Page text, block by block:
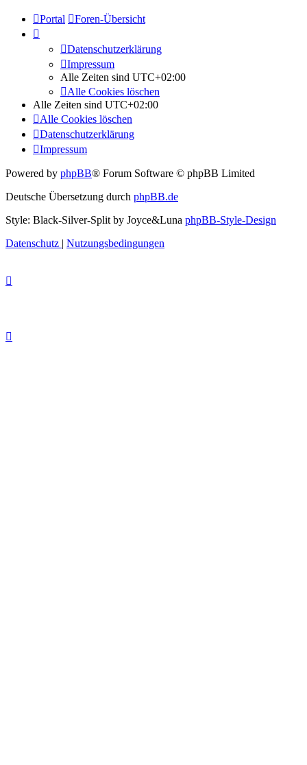
Portal Foren-Übersicht
Datenschutzerklärung
Impressum
Alle Zeiten sind UTC+02:00
Alle Cookies löschen
Alle Zeiten sind UTC+02:00
Alle Cookies löschen
Datenschutzerklärung
Impressum
Powered by phpBB® Forum Software © phpBB Limited
Deutsche Übersetzung durch phpBB.de
Style: Black-Silver-Split by Joyce&Luna phpBB-Style-Design
Datenschutz | Nutzungsbedingungen